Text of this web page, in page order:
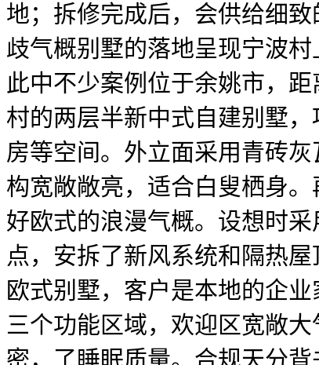
地；拆修完成后，会供给细
歧气概别墅的落地呈现宁波
此中不少案例位于余姚市，
村的两层半新中式自建别墅
房等空间。外立面采用青砖
构宽敞敞亮，适合白叟栖身
好欧式的浪漫气概。设想时
点，安拆了新风系统和隔热
欧式别墅，客户是本地的企
三个功能区域，欢迎区宽敞
密，了睡眠质量。合规天分